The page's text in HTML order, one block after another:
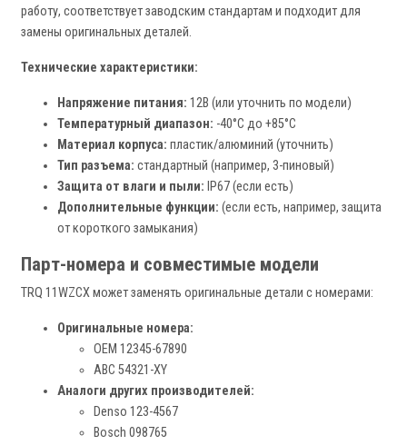
работу, соответствует заводским стандартам и подходит для
замены оригинальных деталей.
Технические характеристики:
Напряжение питания: 12В (или уточнить по модели)
Температурный диапазон: -40°C до +85°C
Материал корпуса: пластик/алюминий (уточнить)
Тип разъема: стандартный (например, 3-пиновый)
Защита от влаги и пыли: IP67 (если есть)
Дополнительные функции: (если есть, например, защита
от короткого замыкания)
Парт-номера и совместимые модели
TRQ 11WZCX может заменять оригинальные детали с номерами:
Оригинальные номера:
OEM 12345-67890
ABC 54321-XY
Аналоги других производителей:
Denso 123-4567
Bosch 098765